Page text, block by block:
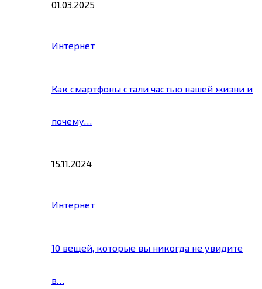
01.03.2025
Интернет
Как смартфоны стали частью нашей жизни и
почему…
15.11.2024
Интернет
10 вещей, которые вы никогда не увидите
в…